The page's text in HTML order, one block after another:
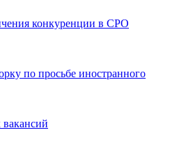
конкуренции в СРО
по просьбе иностранного